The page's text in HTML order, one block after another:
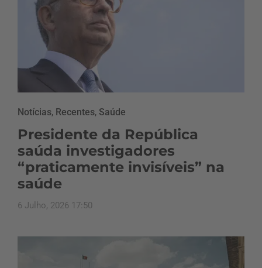
Notícias, Recentes, Saúde
Presidente da República
saúda investigadores
“praticamente invisíveis” na
saúde
6 Julho, 2026 17:50